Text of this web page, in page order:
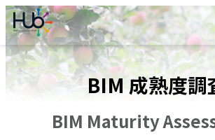
内
容
を
ス
BIM 成熟度調
BIM Maturity